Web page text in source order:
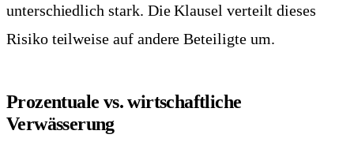
unterschiedlich stark. Die Klausel verteilt dieses
Risiko teilweise auf andere Beteiligte um.
Prozentuale vs. wirtschaftliche
Verwässerung